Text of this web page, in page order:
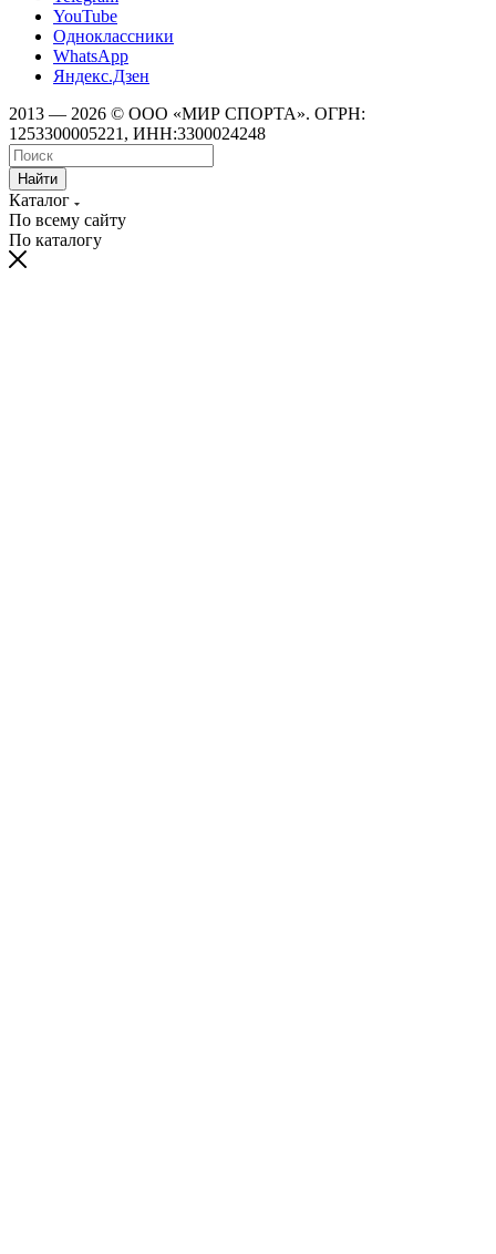
YouTube
Одноклассники
WhatsApp
Яндекс.Дзен
2013 — 2026 © ООО «МИР СПОРТА». ОГРН:
1253300005221, ИНН:3300024248
Найти
Каталог
По всему сайту
По каталогу